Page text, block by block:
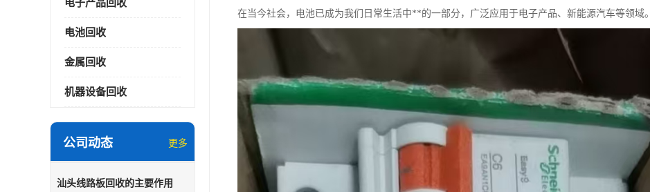
电子产品回收
电池回收
金属回收
机器设备回收
公司动态 更多
汕头线路板回收的主要作用
在当今社会，电池已成为我们日常生活中**的一部分，广泛应用于电子产品、新能源汽车等领域。